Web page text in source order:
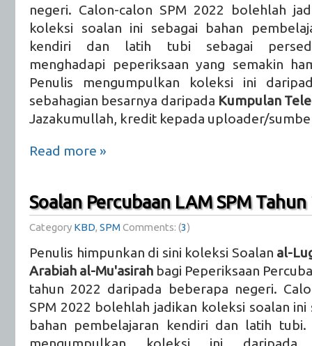
negeri. Calon-calon SPM 2022 bolehlah
koleksi soalan ini sebagai bahan
kendiri dan latih tubi sebagai
menghadapi peperiksaan yang semakin
Penulis mengumpulkan koleksi ini
sebahagian besarnya daripada Kumpulan
Jazakumullah, kredit kepada uploader/
Read more »
Soalan Percubaan LAM SPM
Category KBD, SPM Comments: (3)
Penulis himpunkan di sini koleksi Soalan al-
Arabiah al-Mu'asirah bagi Peperiksaan
tahun 2022 daripada beberapa negeri.
SPM 2022 bolehlah jadikan koleksi soalan ini
bahan pembelajaran kendiri dan latih tubi.